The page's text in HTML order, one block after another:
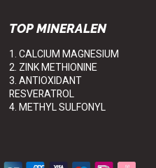
TOP MINERALEN
1. CALCIUM MAGNESIUM
2. ZINK METHIONINE
3. ANTIOXIDANT
RESVERATROL
4. METHYL SULFONYL